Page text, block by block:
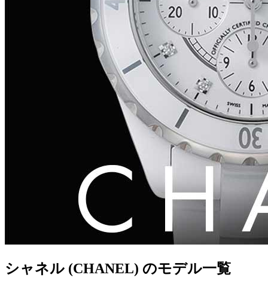
シャネル (CHANEL) のモデル一覧